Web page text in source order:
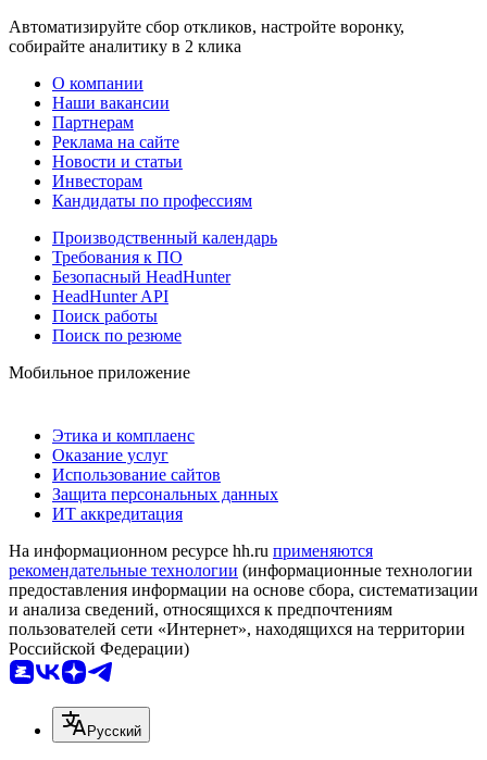
Автоматизируйте сбор откликов, настройте воронку,
собирайте аналитику в 2 клика
О компании
Наши вакансии
Партнерам
Реклама на сайте
Новости и статьи
Инвесторам
Кандидаты по профессиям
Производственный календарь
Требования к ПО
Безопасный HeadHunter
HeadHunter API
Поиск работы
Поиск по резюме
Мобильное приложение
Этика и комплаенс
Оказание услуг
Использование сайтов
Защита персональных данных
ИТ аккредитация
На информационном ресурсе hh.ru применяются
рекомендательные технологии (информационные технологии
предоставления информации на основе сбора, систематизации
и анализа сведений, относящихся к предпочтениям
пользователей сети «Интернет», находящихся на территории
Российской Федерации)
Русский